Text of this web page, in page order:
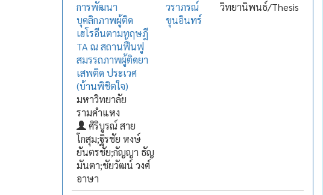
การพัฒนา
บุคลิกภาพผู้ติด
เฮโรอีนตามทฤษฎี
TA ณ สถานฟื้นฟู
สมรรถภาพผู้ติดยา
เสพติด ประเวศ
(บ้านพิชิตใจ)
มหาวิทยาลัย
รามคำแหง
ศิริบูรณ์ สาย
โกสุม;ฐิรชัย หงษ์
ยันตรชัย;กัญญา ธัญ
มันตา;ชัยวัฒน์ วงศ์
อาษา
วราภรณ์
ขุนอินทร์
วิทยานิพนธ์/Thesis